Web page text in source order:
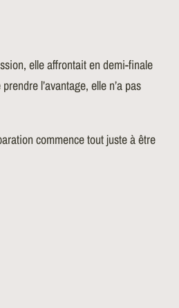
elle affrontait en demi-finale
l’avantage, elle n’a pas
commence tout juste à être